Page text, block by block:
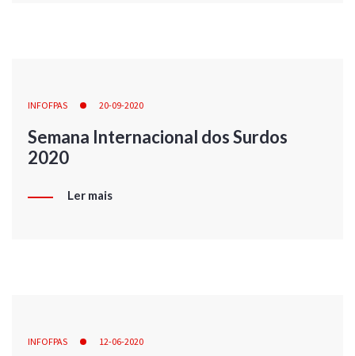
INFOFPAS 20-09-2020
Semana Internacional dos Surdos
2020
Ler mais
INFOFPAS 12-06-2020